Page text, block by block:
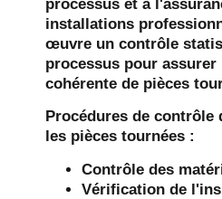
processus et à
installations
œuvre un contrôle
processus pour
cohérente de pièces
Procédures de contrôle
les pièces tournées :
Contrôle des
Vérification de